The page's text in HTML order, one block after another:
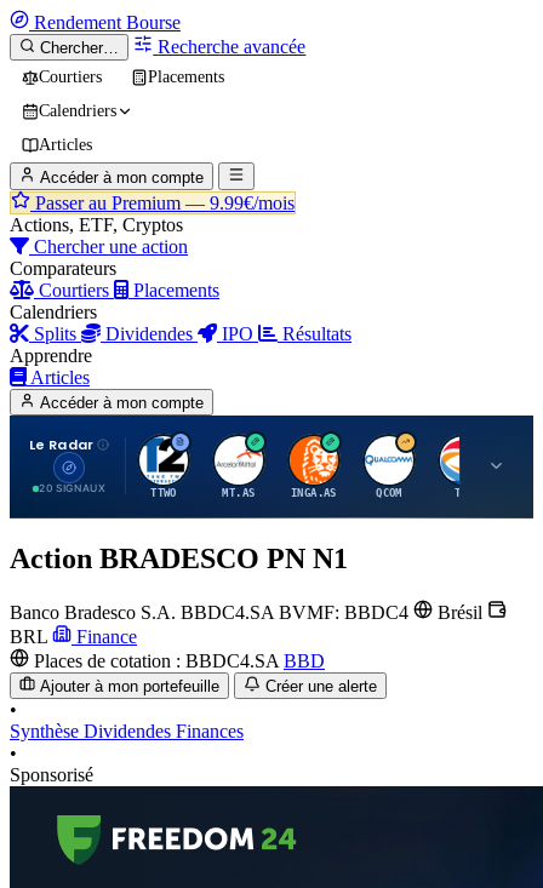
Rendement Bourse
Chercher… Recherche avancée
Courtiers
Placements
Calendriers
Articles
Accéder à mon compte
Passer au Premium — 9.99€/mois
Actions, ETF, Cryptos
Chercher une action
Comparateurs
Courtiers
Placements
Calendriers
Splits
Dividendes IPO
Résultats
Apprendre
Articles
Accéder à mon compte
Le Radar
20 SIGNAUX
T
TTWO
A
MT.AS
I
INGA.AS
Q
QCOM
T
TTE
Action BRADESCO PN N1
Banco Bradesco S.A. BBDC4.SA BVMF: BBDC4
Brésil
BRL
Finance
Places de cotation : BBDC4.SA BBD
Ajouter à mon portefeuille Créer une alerte
•
Synthèse Dividendes Finances
•
Sponsorisé